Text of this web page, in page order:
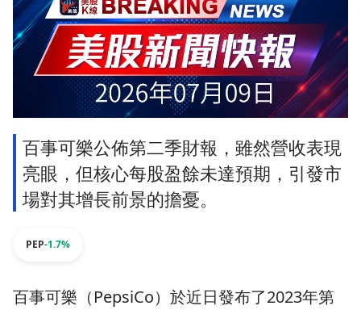
百事可樂公佈第二季財報，雖然營收表現
亮眼，但核心每股盈餘未達預期，引發市
場對其增長前景的擔憂。
PEP-1.7%
百事可樂（PepsiCo）於近日發布了2023年第